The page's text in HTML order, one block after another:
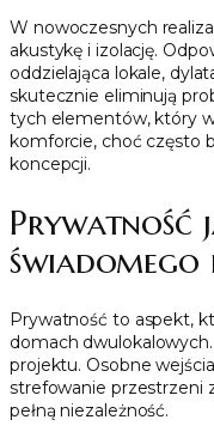
W nowoczesnych
akustykę i izolację.
oddzielająca lokale,
skutecznie eliminują
tych elementów, który
komforcie, choć często
koncepcji.
Prywatność
Prywatność to aspekt,
domach
projektu. Osobne
strefowanie przestrzeni
pełną niezależność.